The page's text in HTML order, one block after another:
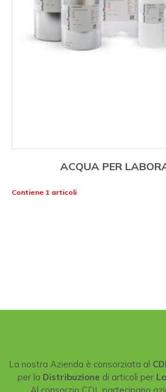
ACQUA PER
Contiene 1 articoli
La nostra Azienda è consorziata al
per la Distribuzione di articoli per
Al consorzio CDL partecipano